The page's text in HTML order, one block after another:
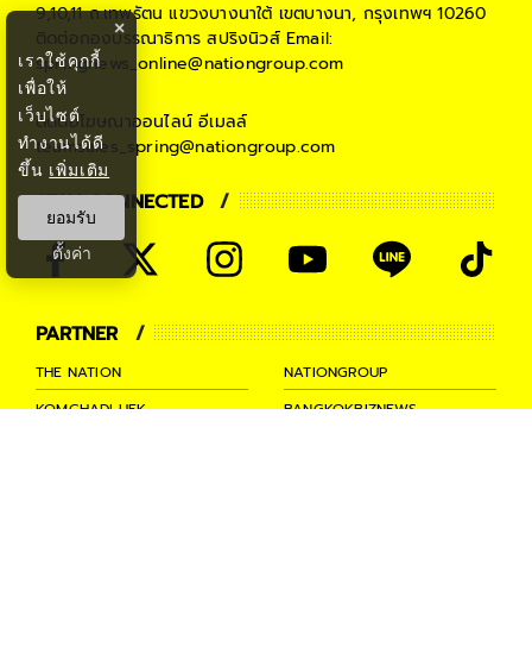
9,10,11 ถ.เทพรัตน แขวงบางนาใต้ เขตบางนา, กรุงเทพฯ 10260
ติดต่อกองบรรณาธิการ สปริงนิวส์Email:
springnews_online@nationgroup.com
ติดต่อโฆษณาออนไลน์ อีเมลล์
teamsales_spring@nationgroup.com
STAY CONNECTED
PARTNER
THE NATION
NATIONGROUP
KOMCHADLUEK
BANGKOKBIZNEWS
×
เราใช้คุกกี้
เพื่อให้
เว็บไซต์
ทำงานได้ดี
ขึ้น เพิ่มเติม
ยอมรับ
ตั้งค่า